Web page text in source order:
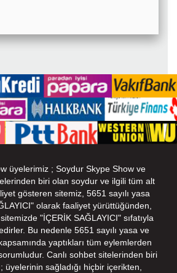
üyelerimiz ; Soydur Skype Show ve
biri olan soydur ve ilgili tüm alt
gösteren sitemiz, 5651 sayılı yasa
olarak faaliyet yürüttüğünden,
"İÇERİK SAĞLAYICI" sıfatıyla
Bu nedenle 5651 sayılı yasa ve
yaptıkları tüm eylemlerden
Canlı sohbet sitelerinden biri
üyelerinin sağladığı hiçbir içerikten,